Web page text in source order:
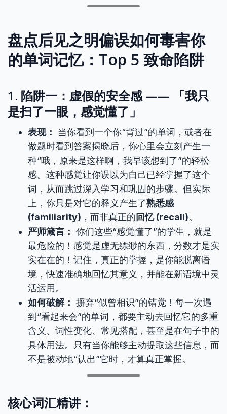
盘点后见之明偏误如何毒害你
的单词记忆：Top 5 致命陷阱
1. 陷阱一：虚假的安全感 —— 「我只
是扫了一眼，感觉懂了」
表现：
当你看到一个你“背过”的单词，或者在
做题时看到答案揭晓后，你心里会立刻产生一
种“哦，原来是这样啊，我早该想到了”的轻松
感。这种感觉让你误以为自己已经掌握了这个
词，从而跳过深入学习和巩固的步骤。但实际
上，你只是对它的释义产生了熟悉感
(familiarity) ，而非真正的回忆 (recall)。
严师箴言： 你们这些“感觉懂了”的学生，就是
最危险的！感觉是虚无缥缈的东西，分数才是实
实在在的！记住，真正的掌握，是你能脱离语
境，快速准确地回忆其意义，并能在新语境中灵
活运用。
如何破解： 摒弃“似曾相识”的错觉！每一次遇
到“看起来会”的单词，都要主动去回忆它的多重
含义、词性变化、常见搭配，甚至是在句子中的
具体用法。只有当你能够主动提取这些信息，而
不是被动地“认出”它时，才算真正掌握。
核心词汇精讲：